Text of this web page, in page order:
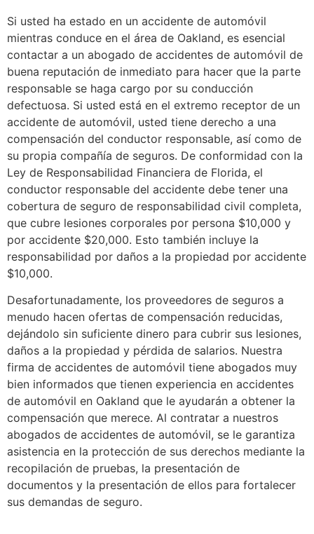
Si usted ha estado en un accidente de automóvil
mientras conduce en el área de Oakland, es esencial
contactar a un abogado de accidentes de automóvil de
buena reputación de inmediato para hacer que la parte
responsable se haga cargo por su conducción
defectuosa. Si usted está en el extremo receptor de un
accidente de automóvil, usted tiene derecho a una
compensación del conductor responsable, así como de
su propia compañía de seguros. De conformidad con la
Ley de Responsabilidad Financiera de Florida, el
conductor responsable del accidente debe tener una
cobertura de seguro de responsabilidad civil completa,
que cubre lesiones corporales por persona $10,000 y
por accidente $20,000. Esto también incluye la
responsabilidad por daños a la propiedad por accidente
$10,000.
Desafortunadamente, los proveedores de seguros a
menudo hacen ofertas de compensación reducidas,
dejándolo sin suficiente dinero para cubrir sus lesiones,
daños a la propiedad y pérdida de salarios. Nuestra
firma de accidentes de automóvil tiene abogados muy
bien informados que tienen experiencia en accidentes
de automóvil en Oakland que le ayudarán a obtener la
compensación que merece. Al contratar a nuestros
abogados de accidentes de automóvil, se le garantiza
asistencia en la protección de sus derechos mediante la
recopilación de pruebas, la presentación de
documentos y la presentación de ellos para fortalecer
sus demandas de seguro.